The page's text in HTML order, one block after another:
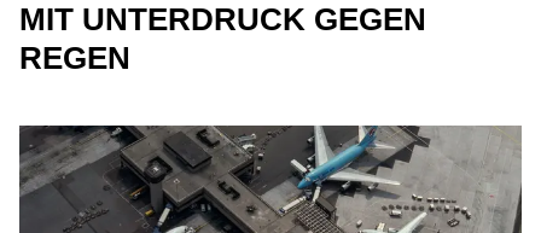
MIT UNTERDRUCK GEGEN
REGEN